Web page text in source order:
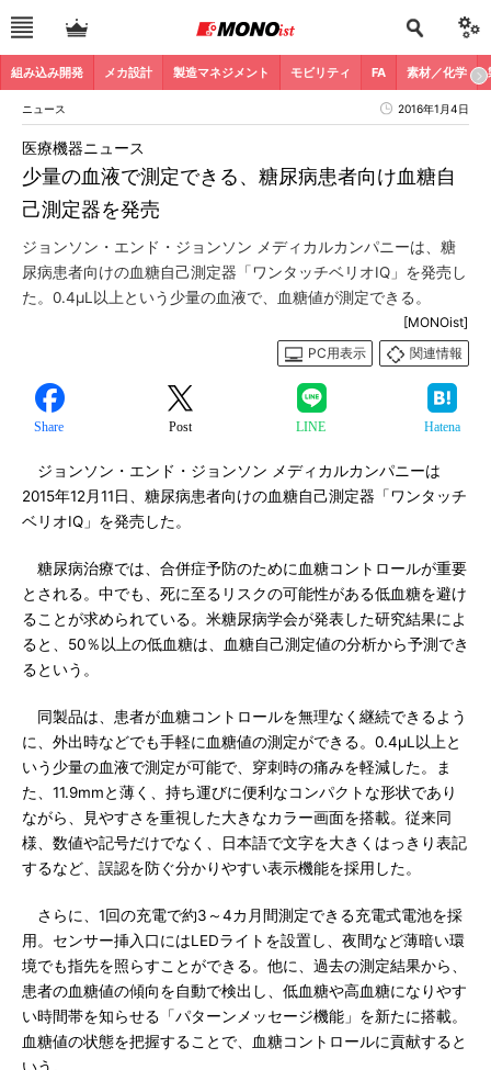
組み込み開発 メカ設計 製造マネジメント モビリティ FA 素材／化学
ニュース 2016年1月4日
少量の血液で測定できる、糖尿病患者向け血糖自
己測定器を発売
医療機器ニュース
ジョンソン・エンド・ジョンソン メディカルカンパニーは、糖
尿病患者向けの血糖自己測定器「ワンタッチベリオIQ」を発売し
た。0.4μL以上という少量の血液で、血糖値が測定できる。
[MONOist]
PC用表示
関連情報
Share Post LINE Hatena
ジョンソン・エンド・ジョンソン メディカルカンパニーは
2015年12月11日、糖尿病患者向けの血糖自己測定器「ワンタッチ
ベリオIQ」を発売した。
糖尿病治療では、合併症予防のために血糖コントロールが重要
とされる。中でも、死に至るリスクの可能性がある低血糖を避け
ることが求められている。米糖尿病学会が発表した研究結果によ
ると、50％以上の低血糖は、血糖自己測定値の分析から予測でき
るという。
同製品は、患者が血糖コントロールを無理なく継続できるよう
に、外出時などでも手軽に血糖値の測定ができる。0.4μL以上と
いう少量の血液で測定が可能で、穿刺時の痛みを軽減した。ま
た、11.9mmと薄く、持ち運びに便利なコンパクトな形状であり
ながら、見やすさを重視した大きなカラー画面を搭載。従来同
様、数値や記号だけでなく、日本語で文字を大きくはっきり表記
するなど、誤認を防ぐ分かりやすい表示機能を採用した。
さらに、1回の充電で約3～4カ月間測定できる充電式電池を採
用。センサー挿入口にはLEDライトを設置し、夜間など薄暗い環
境でも指先を照らすことができる。他に、過去の測定結果から、
患者の血糖値の傾向を自動で検出し、低血糖や高血糖になりやす
い時間帯を知らせる「パターンメッセージ機能」を新たに搭載。
血糖値の状態を把握することで、血糖コントロールに貢献すると